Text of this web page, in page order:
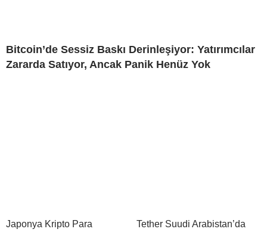
Bitcoin’de Sessiz Baskı Derinleşiyor: Yatırımcılar
Zararda Satıyor, Ancak Panik Henüz Yok
Japonya Kripto Para
Tether Suudi Arabistan’da